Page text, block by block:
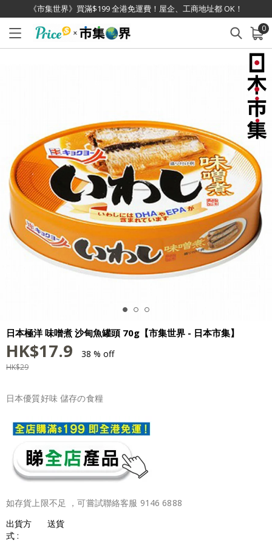
《市集世界》買滿$199 全港免運費！屋企、工商地址都 OK！
0
已加入購物車 查看
日本極洋 味噌煮 沙甸魚罐頭 70g【市集世界 - 日本市集】
HK$17.9 38 % off
HK$29
日本優質好味 儲存の食糧
如存貨上限不足 ，可嘗試聯絡客服 9146 6888
出貨方
式 :
送貨